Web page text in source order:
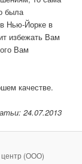
была
Нью-Йорке в
избежать Вам
Вам
качестве.
24.07.2013
(ООО)